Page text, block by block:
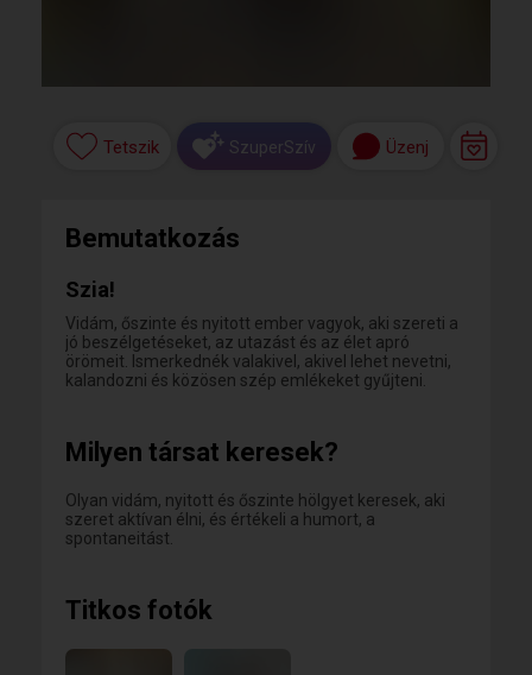
Tetszik SzuperSzív Üzenj
Bemutatkozás
Szia!
Vidám, őszinte és nyitott ember vagyok, aki szereti a
jó beszélgetéseket, az utazást és az élet apró
örömeit. Ismerkednék valakivel, akivel lehet nevetni,
kalandozni és közösen szép emlékeket gyűjteni.
Milyen társat keresek?
Olyan vidám, nyitott és őszinte hölgyet keresek, aki
szeret aktívan élni, és értékeli a humort, a
spontaneitást.
Titkos fotók